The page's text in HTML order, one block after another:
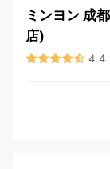
ミンヨン 成
店)
4.4